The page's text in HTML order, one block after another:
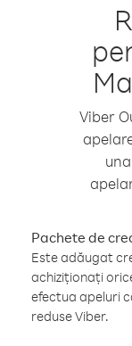
Viber
Pachete de
Este adăugat
achiziționați
efectua apeluri
reduse Viber.